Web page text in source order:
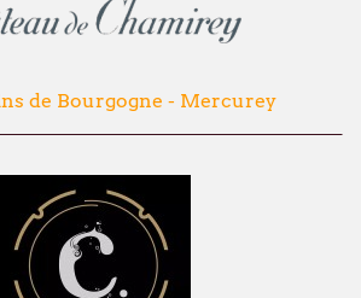
de Bourgogne - Mercurey